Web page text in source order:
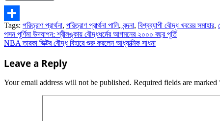
Share
Tags: পরিত্রাণ প্রার্থনা, পরিত্রাণ প্রার্থনা পালি, বন্দনা, বিশ্বব্যাপী বৌদ্ধ খবরের সমাহার,
Post
পসন পূর্ণিমা উদযাপন: শ্রীলঙ্কায় বৌদ্ধধর্মের আগমনের ২০০০ বছর পূর্তি
NBA তারকা ভিক্টর বৌদ্ধ বিহারে শুরু করলেন আধ্যাত্মিক সাধনা
Leave a Reply
Your email address will not be published. Required fields are marked